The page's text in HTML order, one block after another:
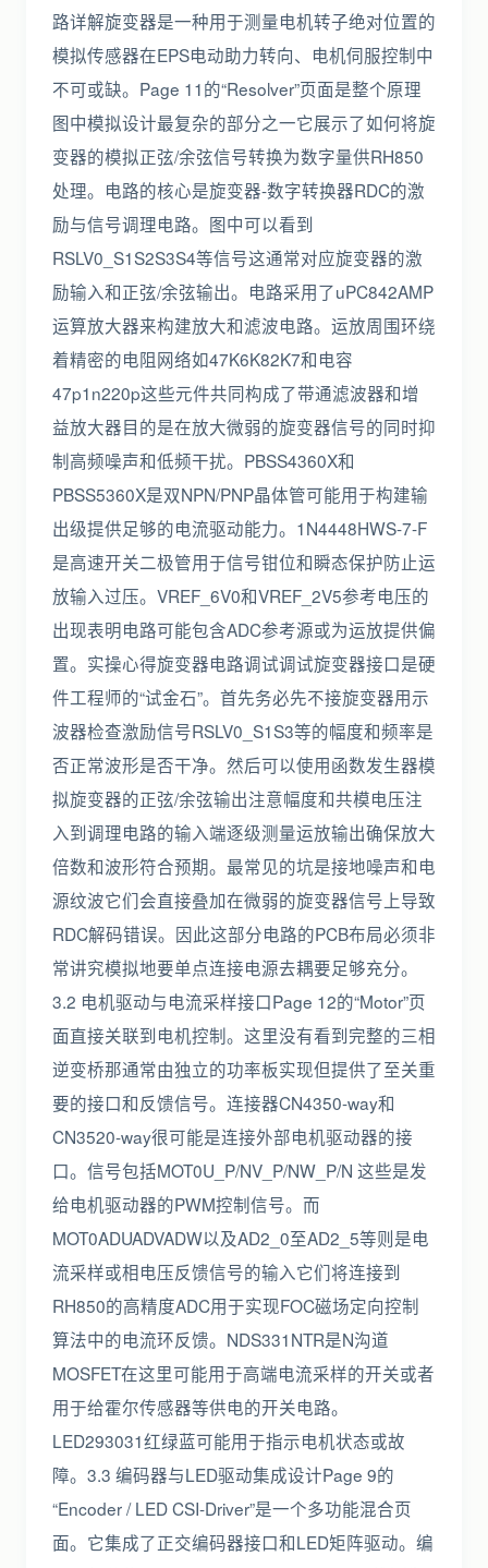
路详解旋变器是一种用于测量电机转子绝对位置的
模拟传感器在EPS电动助力转向、电机伺服控制中
不可或缺。Page 11的“Resolver”页面是整个原理
图中模拟设计最复杂的部分之一它展示了如何将旋
变器的模拟正弦/余弦信号转换为数字量供RH850
处理。电路的核心是旋变器-数字转换器RDC的激
励与信号调理电路。图中可以看到
RSLV0_S1S2S3S4等信号这通常对应旋变器的激
励输入和正弦/余弦输出。电路采用了uPC842AMP
运算放大器来构建放大和滤波电路。运放周围环绕
着精密的电阻网络如47K6K82K7和电容
47p1n220p这些元件共同构成了带通滤波器和增
益放大器目的是在放大微弱的旋变器信号的同时抑
制高频噪声和低频干扰。PBSS4360X和
PBSS5360X是双NPN/PNP晶体管可能用于构建输
出级提供足够的电流驱动能力。1N4448HWS-7-F
是高速开关二极管用于信号钳位和瞬态保护防止运
放输入过压。VREF_6V0和VREF_2V5参考电压的
出现表明电路可能包含ADC参考源或为运放提供偏
置。实操心得旋变器电路调试调试旋变器接口是硬
件工程师的“试金石”。首先务必先不接旋变器用示
波器检查激励信号RSLV0_S1S3等的幅度和频率是
否正常波形是否干净。然后可以使用函数发生器模
拟旋变器的正弦/余弦输出注意幅度和共模电压注
入到调理电路的输入端逐级测量运放输出确保放大
倍数和波形符合预期。最常见的坑是接地噪声和电
源纹波它们会直接叠加在微弱的旋变器信号上导致
RDC解码错误。因此这部分电路的PCB布局必须非
常讲究模拟地要单点连接电源去耦要足够充分。
3.2 电机驱动与电流采样接口Page 12的“Motor”页
面直接关联到电机控制。这里没有看到完整的三相
逆变桥那通常由独立的功率板实现但提供了至关重
要的接口和反馈信号。连接器CN4350-way和
CN3520-way很可能是连接外部电机驱动器的接
口。信号包括MOT0U_P/NV_P/NW_P/N 这些是发
给电机驱动器的PWM控制信号。而
MOT0ADUADVADW以及AD2_0至AD2_5等则是电
流采样或相电压反馈信号的输入它们将连接到
RH850的高精度ADC用于实现FOC磁场定向控制
算法中的电流环反馈。NDS331NTR是N沟道
MOSFET在这里可能用于高端电流采样的开关或者
用于给霍尔传感器等供电的开关电路。
LED293031红绿蓝可能用于指示电机状态或故
障。3.3 编码器与LED驱动集成设计Page 9的
“Encoder / LED CSI-Driver”是一个多功能混合页
面。它集成了正交编码器接口和LED矩阵驱动。编